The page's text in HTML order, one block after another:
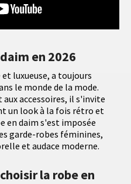
en 2026
et luxueuse, a toujours
le monde de la mode.
accessoires, il s'invite
un look à la fois rétro et
en daim s'est imposée
garde-robes féminines,
et audace moderne.
la robe en